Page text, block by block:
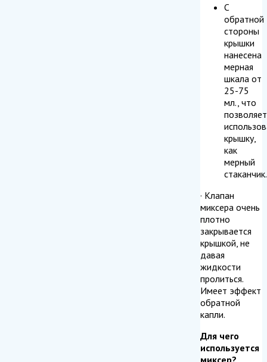
С
обратной
стороны
крышки
нанесена
мерная
шкала от
25-75
мл., что
позволяет
крышку,
как
мерный
стаканчик.
· Клапан
миксера очень
плотно
закрывается
крышкой, не
давая
жидкости
пролиться.
Имеет эффект
обратной
капли.
Для чего
используется
миксер?